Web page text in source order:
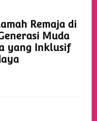
Remaja di
Muda
yang Inklusif